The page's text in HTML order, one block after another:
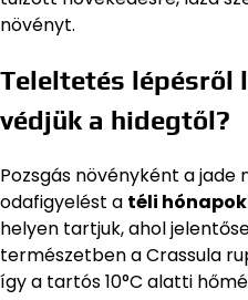
növényt.
Teleltetés lépésről
védjük a hidegtől?
Pozsgás növényként a jade
odafigyelést a téli
helyen tartjuk, ahol
természetben a Crassula
így a tartós 10°C alatti